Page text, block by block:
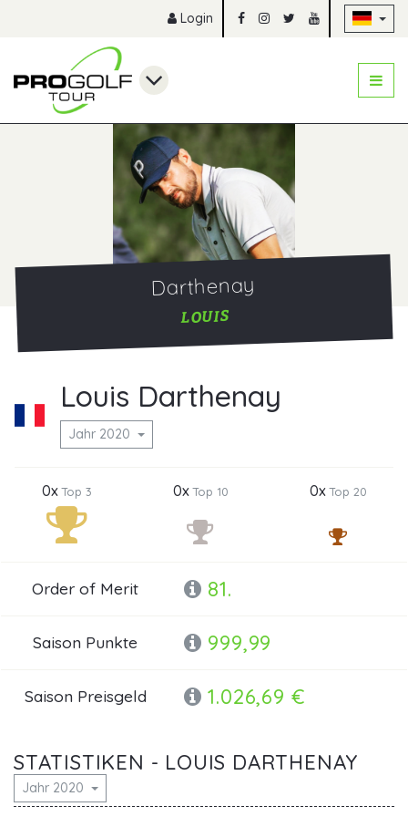
Login
Darthenay
LOUIS
Louis Darthenay
Jahr 2020
0xTop 3 0xTop 10 0xTop 20
Order of Merit 81.
Saison Punkte 999,99
Saison Preisgeld 1.026,69 €
STATISTIKEN - LOUIS DARTHENAY
Jahr 2020